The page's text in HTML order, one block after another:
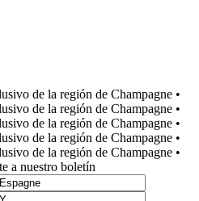
de la región de Champagne •
de la región de Champagne •
de la región de Champagne •
de la región de Champagne •
de la región de Champagne •
a nuestro boletín